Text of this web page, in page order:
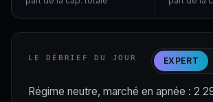
LE DÉBRIEF DU JOUR EXPERT
Régime neutre, marché en apnée : 2